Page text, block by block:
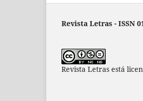
Revista Letras - ISSN
Revista Letras está